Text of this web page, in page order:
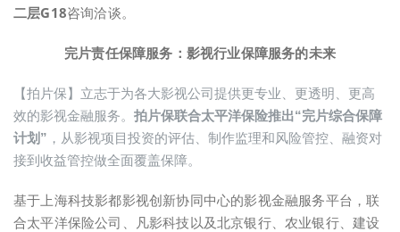
二层G18咨询洽谈。
完片责任保障服务：影视行业保障服务的未来
【拍片保】立志于为各大影视公司提供更专业、更透明、更高
效的影视金融服务。 拍片保联合太平洋保险推出“完片综合保障
计划” ，从影视项目投资的评估、制作监理和风险管控、融资对
接到收益管控做全面覆盖保障。
基于上海科技影都影视创新协同中心的影视金融服务平台，联
合太平洋保险公司、凡影科技以及北京银行、农业银行、建设